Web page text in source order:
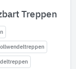
Treppen